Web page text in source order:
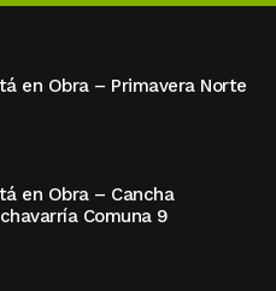
en Obra – Primavera Norte
en Obra – Cancha
Comuna 9